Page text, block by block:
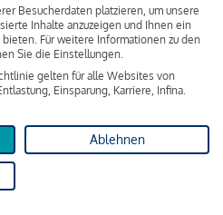
INFINA Credit
Broker GmbH
um die Wohnung zu kaufen.
einige Gebühren an (z. B. die
sodass die Bank den
Besucherdaten platzieren, um unsere
Inhalte anzuzeigen und Ihnen ein
Für weitere Informationen zu den
Sie die Einstellungen.
gelten für alle Websites von
Einsparung, Karriere, Infina.
Ablehnen